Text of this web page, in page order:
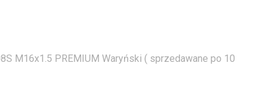
M16x1.5 PREMIUM Waryński ( sprzedawane po 10